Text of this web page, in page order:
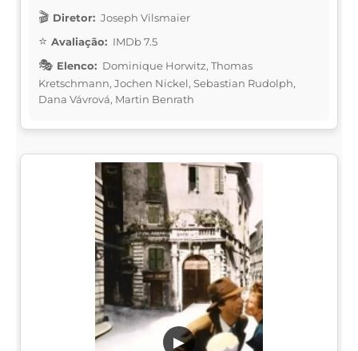
Diretor: Joseph Vilsmaier
Avaliação: IMDb 7.5
Elenco: Dominique Horwitz, Thomas
Kretschmann, Jochen Nickel, Sebastian Rudolph,
Dana Vávrová, Martin Benrath
▶